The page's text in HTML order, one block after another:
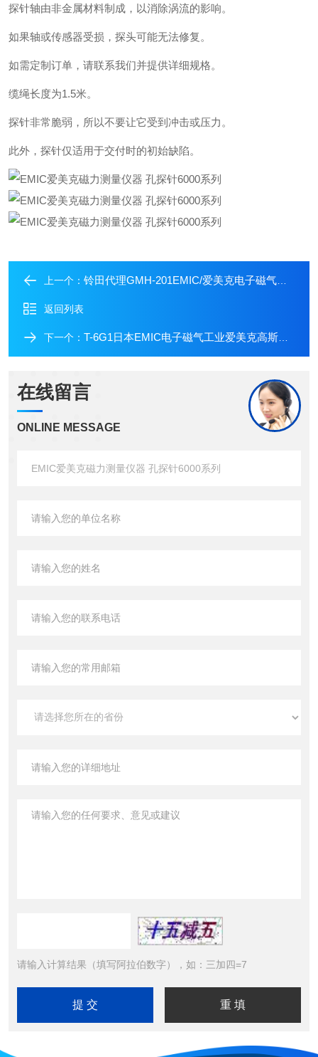
探针轴由非金属材料制成，以消除涡流的影响。
如果轴或传感器受损，探头可能无法修复。
如需定制订单，请联系我们并提供详细规格。
缆绳长度为1.5米。
探针非常脆弱，所以不要让它受到冲击或压力。
此外，探针仅适用于交付时的初始缺陷。
上一个： 铃田代理GMH-201EMIC/爱美克电子磁气工业新型手持高斯表
返回列表
下一个： T-6G1日本EMIC电子磁气工业爱美克高斯计孔探头
在线留言
ONLINE MESSAGE
请输入计算结果（填写阿拉伯数字），如：三加四=7